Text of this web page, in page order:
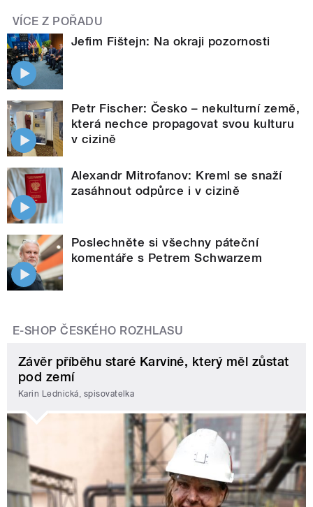
VÍCE Z POŘADU
Jefim Fištejn: Na okraji pozornosti
Petr Fischer: Česko – nekulturní země,
která nechce propagovat svou kulturu
v cizině
Alexandr Mitrofanov: Kreml se snaží
zasáhnout odpůrce i v cizině
Poslechněte si všechny páteční
komentáře s Petrem Schwarzem
E-SHOP ČESKÉHO ROZHLASU
Závěr příběhu staré Karviné, který měl zůstat
pod zemí
Karin Lednická, spisovatelka